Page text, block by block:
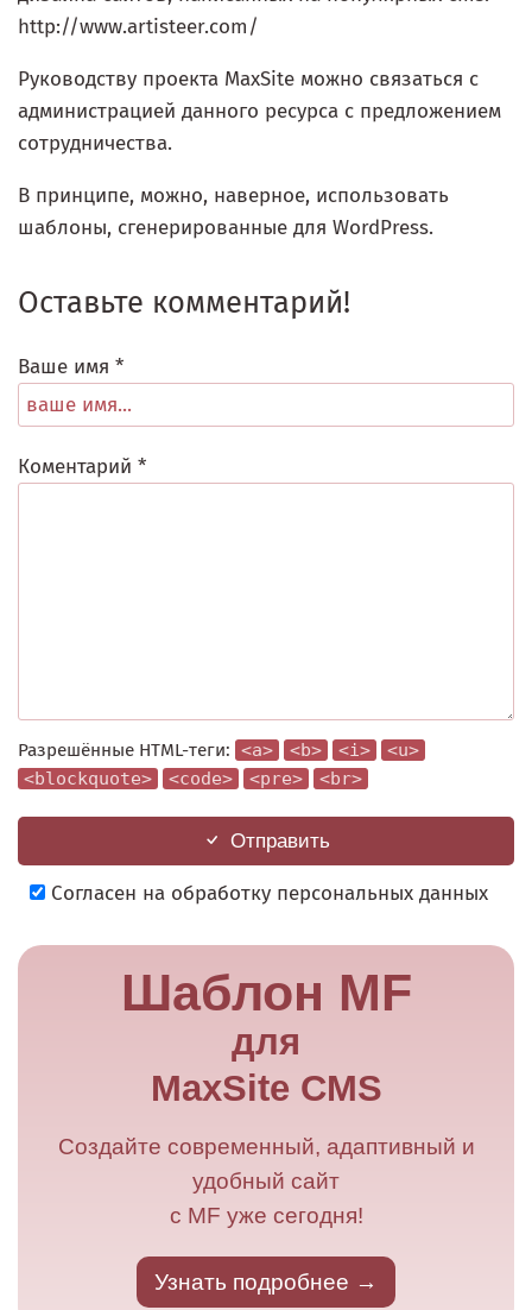
http://www.artisteer.com/
Руководству проекта MaxSite можно связаться с
администрацией данного ресурса с предложением
сотрудничества.
В принципе, можно, наверное, использовать
шаблоны, сгенерированные для WordPress.
Оставьте комментарий!
Ваше имя *
Коментарий *
Разрешённые HTML-теги: <a> <b> <i>
<u>
<blockquote>
<code> <pre> <br>
Отправить
Согласен на обработку персональных данных
Шаблон MF
для
MaxSite CMS
Создайте современный, адаптивный и
удобный сайт
с MF уже сегодня!
Узнать подробнее